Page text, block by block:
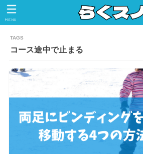
MENU
コース途中で止まる